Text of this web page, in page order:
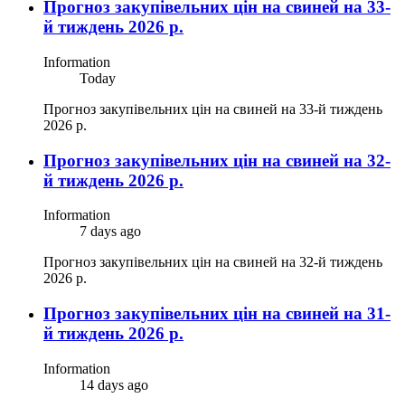
Прогноз закупівельних цін на свиней на 33-
й тиждень 2026 р.
Information
Today
Прогноз закупівельних цін на свиней на 33-й тиждень
2026 р.
Прогноз закупівельних цін на свиней на 32-
й тиждень 2026 р.
Information
7 days ago
Прогноз закупівельних цін на свиней на 32-й тиждень
2026 р.
Прогноз закупівельних цін на свиней на 31-
й тиждень 2026 р.
Information
14 days ago